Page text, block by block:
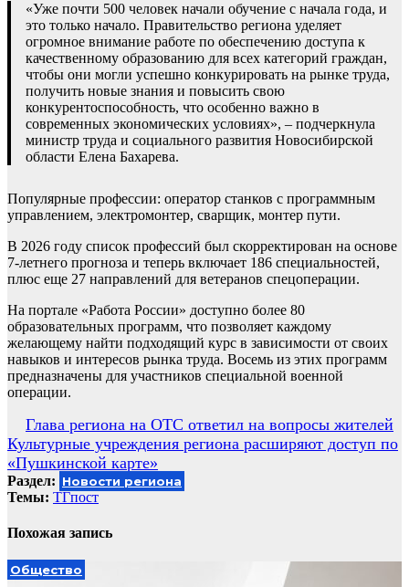
«Уже почти 500 человек начали обучение с начала года, и
это только начало. Правительство региона уделяет
огромное внимание работе по обеспечению доступа к
качественному образованию для всех категорий граждан,
чтобы они могли успешно конкурировать на рынке труда,
получить новые знания и повысить свою
конкурентоспособность, что особенно важно в
современных экономических условиях», – подчеркнула
министр труда и социального развития Новосибирской
области Елена Бахарева.
Популярные профессии: оператор станков с программным
управлением, электромонтер, сварщик, монтер пути.
В 2026 году список профессий был скорректирован на основе
7-летнего прогноза и теперь включает 186 специальностей,
плюс еще 27 направлений для ветеранов спецоперации.
На портале «Работа России» доступно более 80
образовательных программ, что позволяет каждому
желающему найти подходящий курс в зависимости от своих
навыков и интересов рынка труда. Восемь из этих программ
предназначены для участников специальной военной
операции.
Навигация
по
записям
Глава региона на ОТС ответил на вопросы жителей
Культурные учреждения региона расширяют доступ по
«Пушкинской карте»
Раздел: Новости региона
Темы: ТГпост
Похожая запись
Общество